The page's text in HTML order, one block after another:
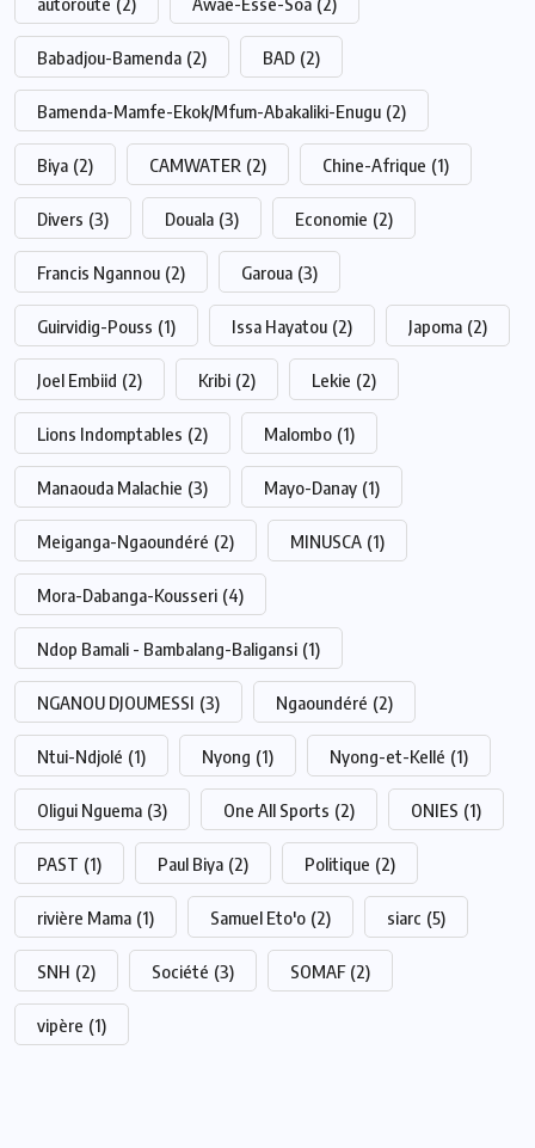
Babadjou-Bamenda (2) BAD (2)
Bamenda-Mamfe-Ekok/Mfum-Abakaliki-Enugu (2)
Biya (2) CAMWATER (2) Chine-Afrique (1)
Divers (3) Douala (3) Economie (2)
Francis Ngannou (2) Garoua (3)
Guirvidig-Pouss (1) Issa Hayatou (2) Japoma (2)
Joel Embiid (2) Kribi (2) Lekie (2)
Lions Indomptables (2) Malombo (1)
Manaouda Malachie (3) Mayo-Danay (1)
Meiganga-Ngaoundéré (2) MINUSCA (1)
Mora-Dabanga-Kousseri (4)
Ndop Bamali - Bambalang-Baligansi (1)
NGANOU DJOUMESSI (3) Ngaoundéré (2)
Ntui-Ndjolé (1) Nyong (1) Nyong-et-Kellé (1)
Oligui Nguema (3) One All Sports (2) ONIES (1)
PAST (1) Paul Biya (2) Politique (2)
rivière Mama (1) Samuel Eto'o (2) siarc (5)
SNH (2) Société (3) SOMAF (2)
vipère (1)